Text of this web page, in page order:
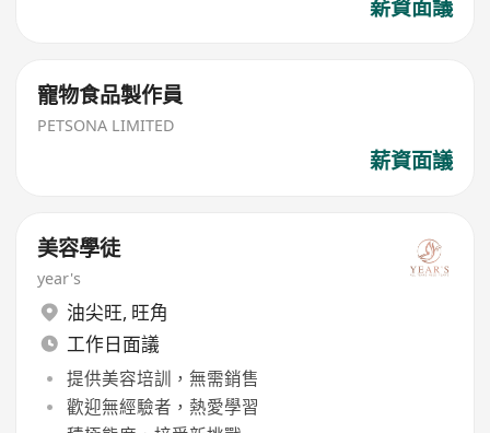
薪資面議
寵物食品製作員
PETSONA LIMITED
薪資面議
美容學徒
year's
油尖旺, 旺角
工作日面議
提供美容培訓，無需銷售
歡迎無經驗者，熱愛學習